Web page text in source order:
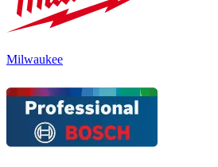
Milwaukee